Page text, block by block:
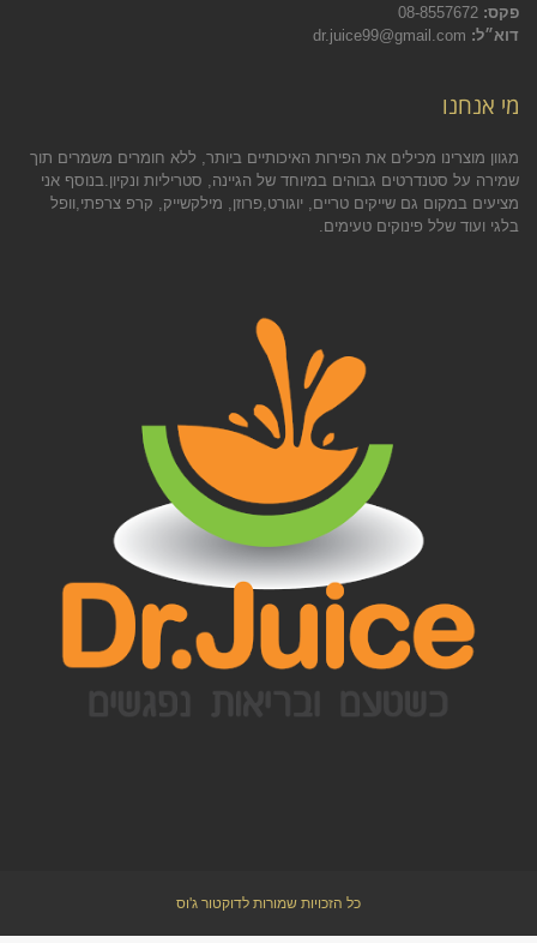
פקס:
דוא״ל:
מי אנחנו
מגוון מוצרינו מכילים את הפירות האיכותיים ביותר, ללא חומרים משמרים תוך
שמירה על סטנדרטים גבוהים במיוחד של הגיינה, סטריליות ונקיון.בנוסף אני
מציעים במקום גם שייקים טריים, יוגורט,פרוזן, מילקשייק, קרפ צרפתי,וופל
בלגי ועוד שלל פינוקים טעימים.
כל הזכויות שמורות לדוקטור ג'וס